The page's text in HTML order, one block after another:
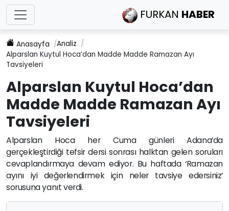
FURKAN HABER
Anasayfa
Analiz
Alparslan Kuytul Hoca’dan Madde Madde Ramazan Ayı
Tavsiyeleri
Alparslan Kuytul Hoca’dan
Madde Madde Ramazan Ayı
Tavsiyeleri
Alparslan Hoca her Cuma günleri Adana’da
gerçekleştirdiği tefsir dersi sonrası halktan gelen soruları
cevaplandırmaya devam ediyor. Bu haftada ‘Ramazan
ayını iyi değerlendirmek için neler tavsiye edersiniz’
sorusuna yanıt verdi.